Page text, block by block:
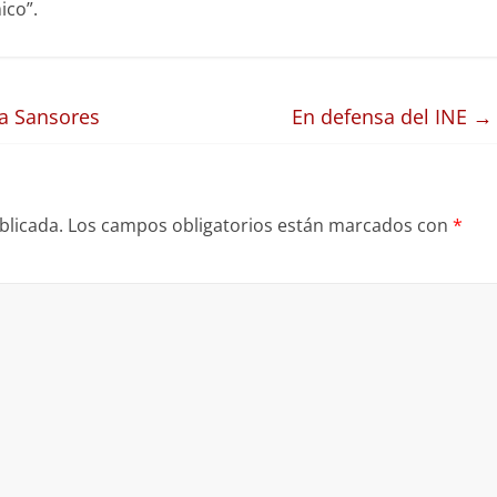
Sansores En defensa del INE →
Los campos obligatorios están marcados con *